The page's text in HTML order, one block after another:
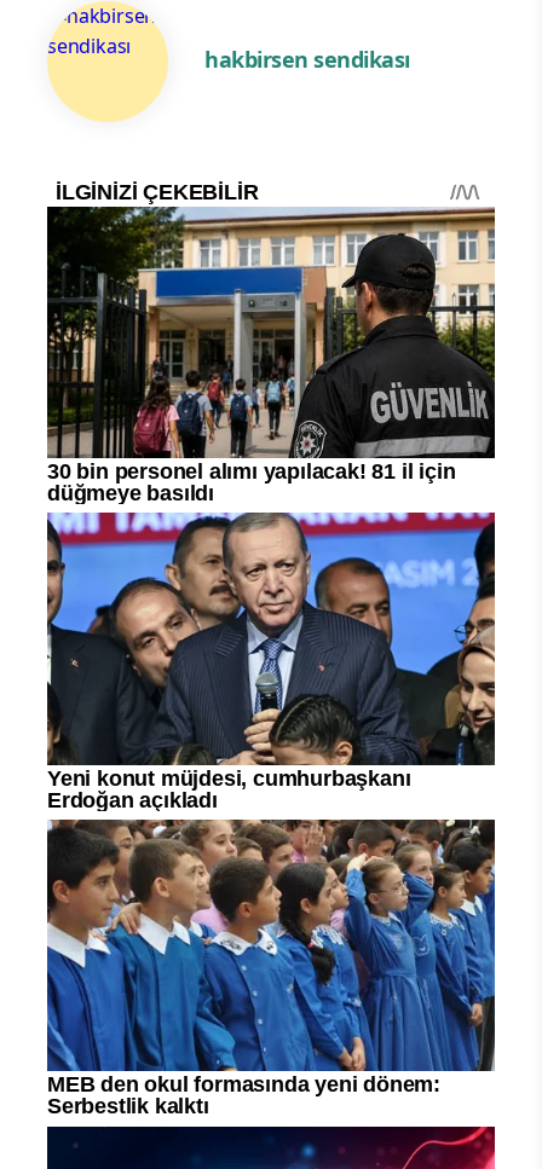
hakbirsen sendikası